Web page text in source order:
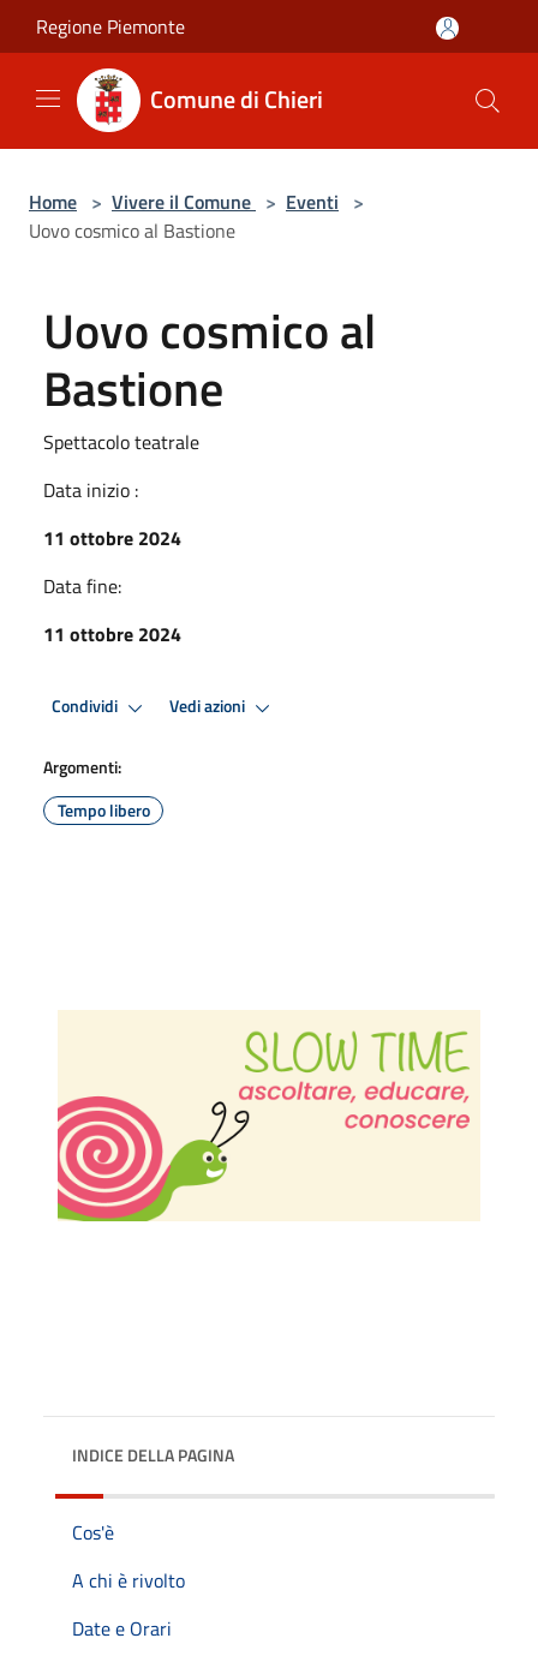
Salta al contenuto principale
Regione Piemonte
Comune di Chieri
Home > Vivere il Comune > Eventi >
Uovo cosmico al Bastione
Uovo cosmico al
Bastione
Spettacolo teatrale
Data inizio :
11 ottobre 2024
Data fine:
11 ottobre 2024
Condividi Vedi azioni
Argomenti:
Tempo libero
INDICE DELLA PAGINA
Cos'è
A chi è rivolto
Date e Orari